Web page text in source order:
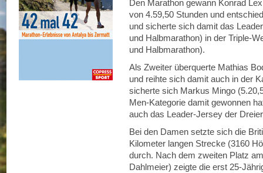
Den Marathon gewann Konrad
von 4.59,50 Stunden und
und sicherte sich damit das
und Halbmarathon) in der Triple-
und Halbmarathon).
Als Zweiter überquerte Mathias
und reihte sich damit auch in der
sicherte sich Markus Mingo
Men-Kategorie damit gewonnen
auch das Leader-Jersey der
Bei den Damen setzte sich die
Kilometer langen Strecke (3160
durch. Nach dem zweiten Platz
Dahlmeier) zeigte die erst 25-